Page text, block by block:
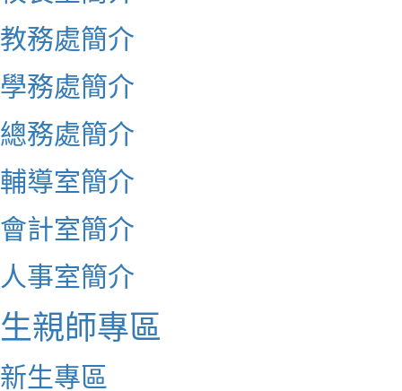
教務處簡介
學務處簡介
總務處簡介
輔導室簡介
會計室簡介
人事室簡介
生親師專區
新生專區